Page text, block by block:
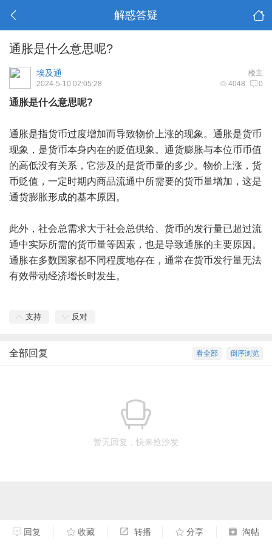
解惑答疑
通胀是什么意思呢?
楼主
埃及通
4048 0
2024-5-10 02:05:28
通胀是什么意思呢?
通胀是指货币过度增加而导致物价上涨的现象。通胀是货币
现象，是货币本身内在的贬值现象。通货膨胀与本位币币值
的高低没有关系，它涉及的是货币量的多少。物价上涨，货
币贬值，一定时期内商品流通中所需要的货币量增加，这是
通货膨胀形成的基本原因。
此外，社会总需求大于社会总供给、货币的发行量已超过流
通中实际所需的货币量等因素，也是导致通胀的主要原因。
通胀在多数国家都不同程度地存在，通常在货币发行量无法
有效带动经济增长时发生。
支持 反对
倒序浏览
看全部
全部回复
暂无回复，快来抢沙发
回复 收藏 转播 分享 淘帖